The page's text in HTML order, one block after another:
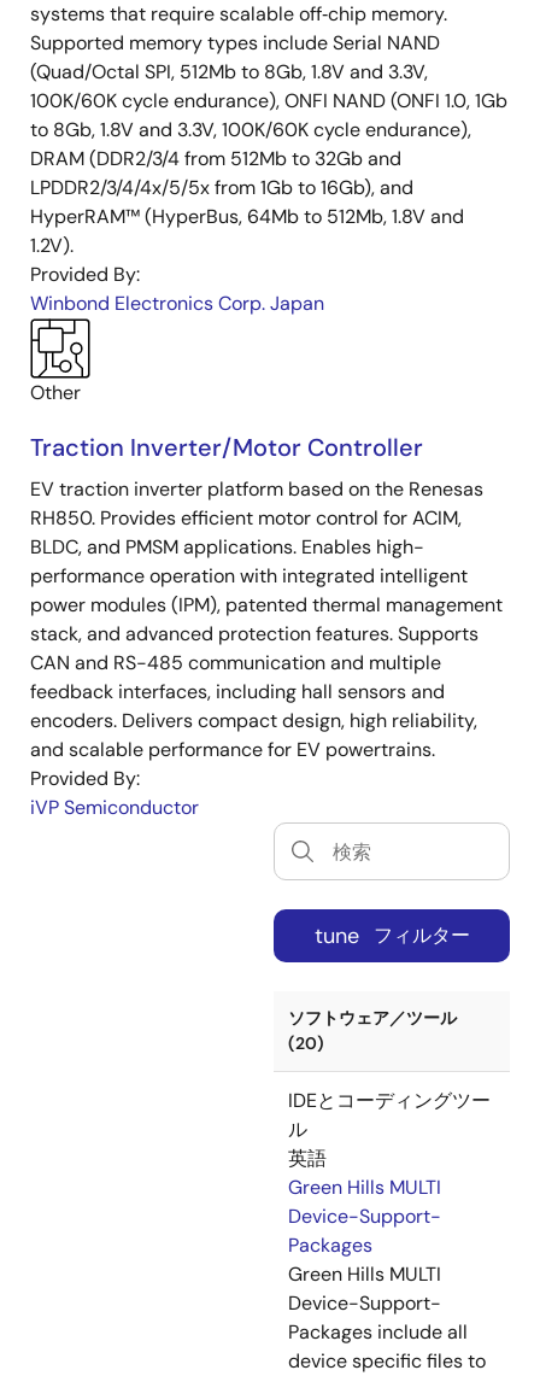
systems that require scalable off‑chip memory.
Supported memory types include Serial NAND
(Quad/Octal SPI, 512Mb to 8Gb, 1.8V and 3.3V,
100K/60K cycle endurance), ONFI NAND (ONFI 1.0, 1Gb
to 8Gb, 1.8V and 3.3V, 100K/60K cycle endurance),
DRAM (DDR2/3/4 from 512Mb to 32Gb and
LPDDR2/3/4/4x/5/5x from 1Gb to 16Gb), and
HyperRAM™ (HyperBus, 64Mb to 512Mb, 1.8V and
1.2V).
Provided By:
Winbond Electronics Corp. Japan
Other
Traction Inverter/Motor Controller
EV traction inverter platform based on the Renesas
RH850. Provides efficient motor control for ACIM,
BLDC, and PMSM applications. Enables high-
performance operation with integrated intelligent
power modules (IPM), patented thermal management
stack, and advanced protection features. Supports
CAN and RS-485 communication and multiple
feedback interfaces, including hall sensors and
encoders. Delivers compact design, high reliability,
and scalable performance for EV powertrains.
Provided By:
iVP Semiconductor
tune フィルター
ソフトウェア／ツール
(20)
IDEとコーディングツー
ル
英語
Green Hills MULTI
Device-Support-
Packages
Green Hills MULTI
Device-Support-
Packages include all
device specific files to